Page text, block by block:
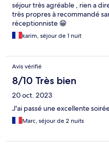
séjour très agréable , rien a
très propres à recommandé
réceptionniste 😁
karim, séjour de 1 nuit
Avis vérifié
8/10 Très bien
20 oct. 2023
J'ai passé une excellente
Marc, séjour de 2 nuits